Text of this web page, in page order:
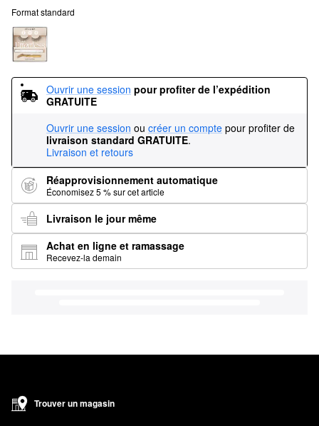
Format standard
Ouvrir une session pour profiter de l’expédition
GRATUITE
Ouvrir une session ou créer un compte pour profiter de
livraison standard GRATUITE.
Livraison et retours
Réapprovisionnement automatique
Économisez 5 % sur cet article
Livraison le jour même
Achat en ligne et ramassage
Recevez-la demain
Trouver un magasin